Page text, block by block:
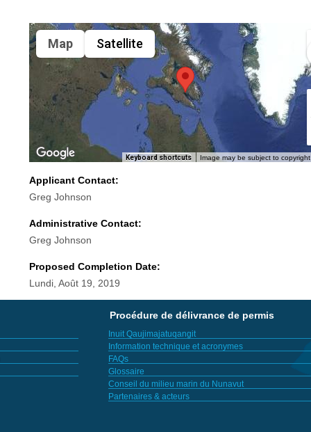
Map Satellite
Keyboard shortcuts Image may be subject to copyright
Applicant Contact:
Greg Johnson
Administrative Contact:
Greg Johnson
Proposed Completion Date:
Lundi, Août 19, 2019
Procédure de délivrance de permis
Inuit Qaujimajatuqangit
Information technique et acronymes
FAQs
Glossaire
Conseil du milieu marin du Nunavut
Partenaires & acteurs